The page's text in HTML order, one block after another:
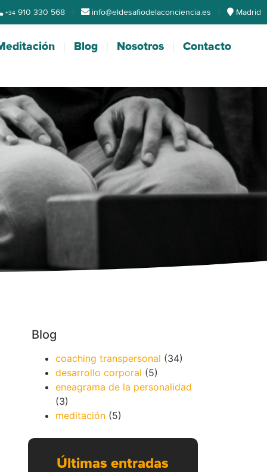
+34 910 330 568 | info@eldesafiodelaconciencia.es | Madrid
Blog Nosotros Contacto
Blog
coaching transpersonal (34)
desarrollo corporal (5)
eneagrama de la personalidad
(3)
meditación(5)
Últimas entradas